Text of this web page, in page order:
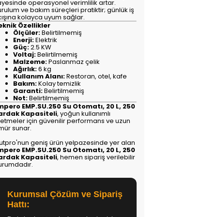
operasyonel verimlilik artar.
ve bakım süreçleri pratiktir; günlük iş
kolayca uyum sağlar.
Özellikler
Ölçüler:Belirtilmemiş
Enerji:Elektrik
Güç:2.5 KW
Voltaj:Belirtilmemiş
Malzeme:Paslanmaz çelik
Ağırlık:6 kg
Kullanım Alanı:Restoran, otel, kafe
Bakım:Kolay temizlik
Garanti:Belirtilmemiş
Not:Belirtilmemiş
EMP.SU.250 Su Otomatı, 20 L, 250
Kapasiteli, yoğun kullanımlı
için güvenilir performans ve uzun
sunar.
geniş ürün yelpazesinde yer alan
EMP.SU.250 Su Otomatı, 20 L, 250
Kapasiteli, hemen sipariş verilebilir
Kurumsal Çözüm ve Sipariş
Hattı: